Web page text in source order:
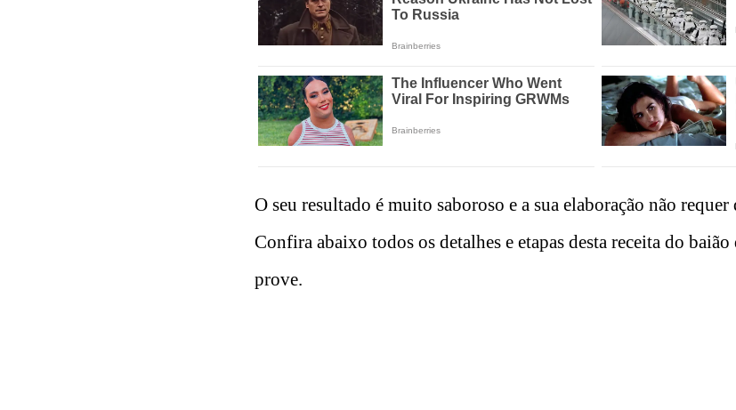
O seu resultado é muito saboroso e a sua elaboração não
Confira abaixo todos os detalhes e etapas desta receita do baião
prove.